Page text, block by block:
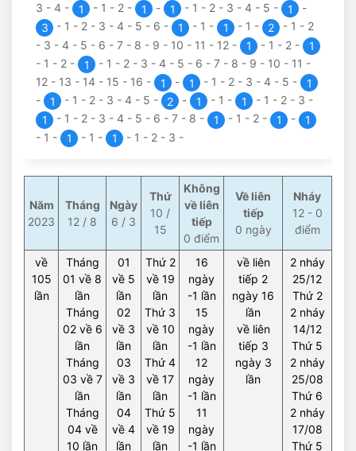
3 - 4 - 1 - 1 - 2 - 1 - 1 - 1 - 2 - 3 - 4 - 5 - 1
-
3
- 1 - 2 - 3 - 4 - 5 - 6 - 1 - 1 - 1 - 1 - 2 - 1 - 2
- 3 - 4 - 5 - 6 - 7 - 8 - 9 - 10 - 11 - 12 - 1 - 1 - 2 -
1
- 1 - 2 - 1 - 1 - 2 - 3 - 4 - 5 - 6 - 7 - 8 - 9 - 10 - 11 -
12 - 13 - 14 - 15 - 16 - 1 - 1 - 1 - 2 - 3 - 4 - 5 -
1
-
1 - 1 - 2 - 3 - 4 - 5 - 2 - 1 - 1 - 1 - 1 - 2 - 3 -
1
- 1 - 2 - 3 - 4 - 5 - 6 - 7 - 8 - 1 - 1 - 2 - 1 -
1
- 1 - 1 - 1 - 1 - 1 - 2 - 3 -
Năm
2023
Tháng
12 / 8
Ngày
6 / 3
Thứ
10 /
15
Không
về liên
tiếp
0 điểm
Về liên
tiếp
0 ngày
Nháy
12 - 0
điểm
về
105
lần
Tháng
01 về 8
lần
Tháng
02 về 6
lần
Tháng
03 về 7
lần
Tháng
04 về
10 lần
01
về 5
lần
02
về 3
lần
03
về 3
lần
04
về 4
lần
Thứ 2
về 19
lần
Thứ 3
về 10
lần
Thứ 4
về 17
lần
Thứ 5
về 19
lần
16
ngày
-1 lần
15
ngày
-1 lần
12
ngày
-1 lần
11
ngày
-1 lần
về liên
tiếp 2
ngày 16
lần
về liên
tiếp 3
ngày 3
lần
2 nháy
25/12
Thứ 2
2 nháy
14/12
Thứ 5
2 nháy
25/08
Thứ 6
2 nháy
17/08
Thứ 5